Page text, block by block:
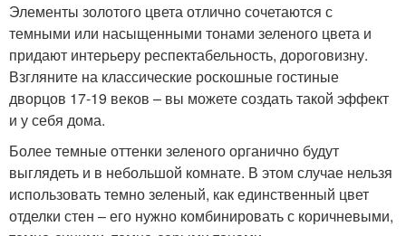
Элементы золотого цвета отлично сочетаются с
темными или насыщенными тонами зеленого цвета и
придают интерьеру респектабельность, дороговизну.
Взгляните на классические роскошные гостиные
дворцов 17-19 веков – вы можете создать такой эффект
и у себя дома.
Более темные оттенки зеленого органично будут
выглядеть и в небольшой комнате. В этом случае нельзя
использовать темно зеленый, как единственный цвет
отделки стен – его нужно комбинировать с коричневыми,